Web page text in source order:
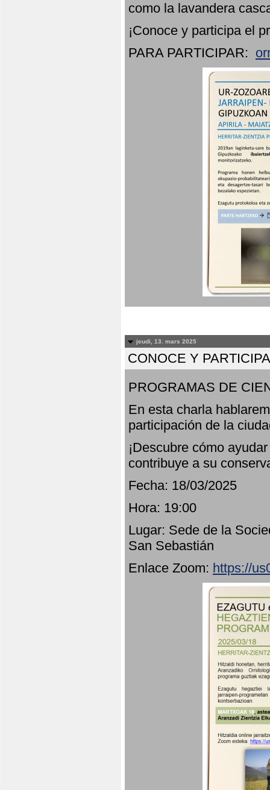
como la lavandera
¡Conoce y participa el
PARA PARTICIPAR:
jeudi, 13. mars 2025
CONOCE Y
PROGRAMAS DE
En esta charla
participación de la
¡Descubre cómo
contribuye a su
Fecha: 18/03/2025
Hora: 19:00
Lugar: Sede de la
San Sebastián
Enlace Zoom: https://